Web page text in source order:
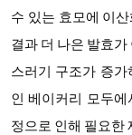
수 있는 효모에 이
결과 더 나은 발효
스러기 구조가 증
인 베이커리 모두
정으로 인해 필요한